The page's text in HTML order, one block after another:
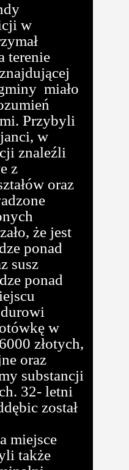
w
terenie
miało
Przybyli
w
znaleźli
z
oraz
że jest
ponad
susz
ponad
w
złotych,
oraz
substancji
32- letni
został
miejsce
także